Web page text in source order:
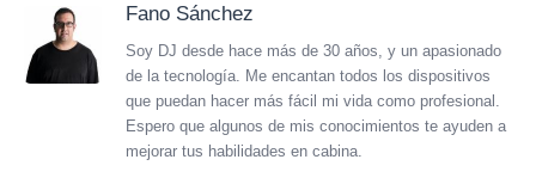
Fano Sánchez
Soy DJ desde hace más de 30 años, y un apasionado
de la tecnología. Me encantan todos los dispositivos
que puedan hacer más fácil mi vida como profesional.
Espero que algunos de mis conocimientos te ayuden a
mejorar tus habilidades en cabina.